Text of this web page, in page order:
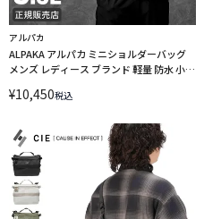
アルパカ
ALPAKA アルパカ ミニショルダーバッグ
メンズ レディース ブランド 軽量 防水 小さ
ラダイン FLIGHT POUCH ULTRADYNE
¥10,450税込